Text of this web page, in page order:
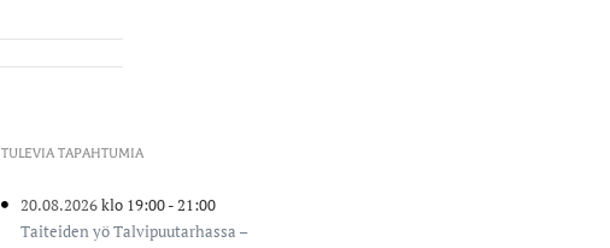
TULEVIA TAPAHTUMIA
20.08.2026klo 19:00- 21:00
Taiteiden yö Talvipuutarhassa –